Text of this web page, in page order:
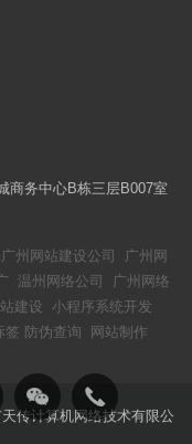
商务中心B栋三层B007室
广州网站建设公司
广州网
温州网络公司
广州网络
建设 小程序系统开发
签 防伪查询 网站制作
传计算机网络技术有限公